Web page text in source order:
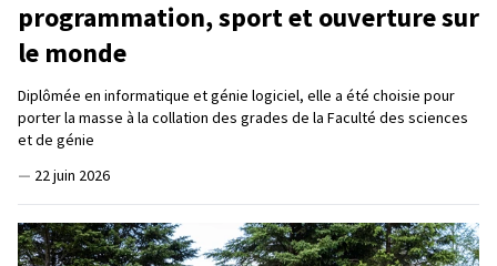
programmation, sport et ouverture sur
le monde
Diplômée en informatique et génie logiciel, elle a été choisie pour
porter la masse à la collation des grades de la Faculté des sciences
et de génie
— 22 juin 2026